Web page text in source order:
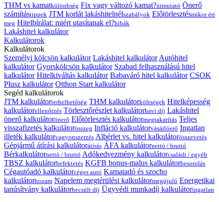
THM vs kamatkülönbség Fix vagy változó kamat?útmutató Önerő
számítástippek JTM korlát lakáshitelnélszabályok Előtörlesztésmikor éri
meg Hitelbírálat: miért utasítanak el?hibák
Lakáshitel kalkulátor
Kalkulátorok
Kalkulátorok
Személyi kölcsön kalkulátor Lakáshitel kalkulátor Autóhitel
kalkulátor Gyorskölcsön kalkulátor Szabad felhasználású hitel
kalkulátor Hitelkiváltás kalkulátor Babaváró hitel kalkulátor CSOK
Plusz kalkulátor Otthon Start kalkulátor
Segéd kalkulátorok
JTM kalkulátorterhelhetőség THM kalkulátorköltségek Hitelképesség
kalkulátorellenőrzés Törlesztőrészlet kalkulátorhavi díj Lakáshitel
önerő kalkulátorönerő Előtörlesztés kalkulátormegtakarítás Teljes
visszafizetés kalkulátorösszeg Infláció kalkulátorvásárlóerő Ingatlan
illeték kalkulátorvagyonszerzés Albérlet vs. hitel kalkulátorösszevetés
Gépjármű átírási kalkulátorátírás ÁFA kalkulátornettó / bruttó
Bérkalkulátornettó / bruttó Adókedvezmény kalkulátorcsaládi / egyéb
TBSZ kalkulátorbefektetés KGFB bonus-malus kalkulátorbesorolás
Cégautóadó kalkulátorcéges autó Kamatadó és szocho
kalkulátorhozam Napelem megtérülési kalkulátormegújuló Energetikai
tanúsítvány kalkulátorbecsült díj Ügyvédi munkadíj kalkulátoringatlan